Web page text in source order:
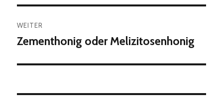
WEITER
Nächster
Zementhonig oder Melizitosenhonig